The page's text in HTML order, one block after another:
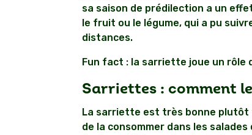
sa saison de prédilection a un
le fruit ou le légume, qui a pu
distances.
Fun fact : la sarriette joue un rôle
Sarriettes : comment
La sarriette est très bonne plutôt
de la consommer dans les